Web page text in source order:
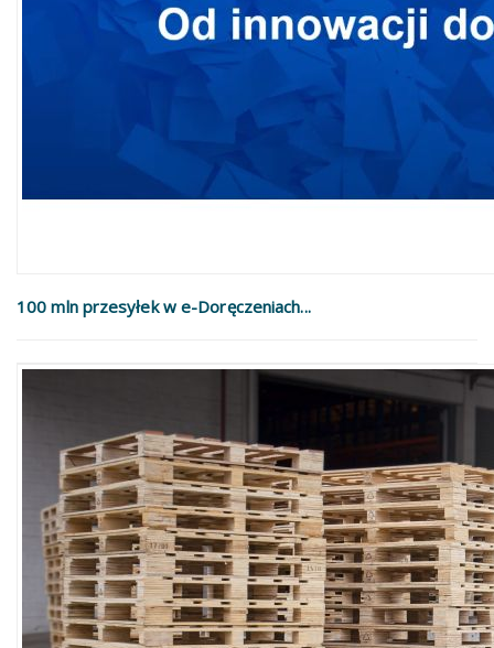
100 mln przesyłek w e-Doręczeniach...